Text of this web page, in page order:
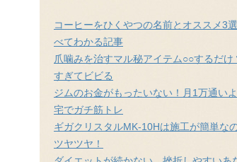
コーヒーをひくやつの名前とオススメ3
べてわかる記事
爪噛みを治すマル秘アイテム○○するだけ
すぎてビビる
ジムのお金がもったいない！月1万通い
宅でガチ筋トレ
ギガクリスタルMK-10Hは施工が簡単な
ツヤツヤ！